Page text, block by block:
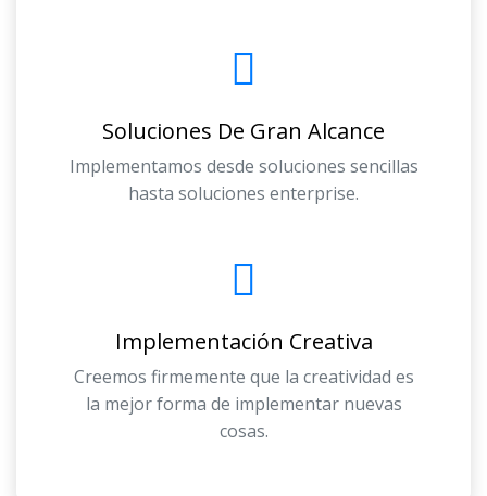
Soluciones De Gran Alcance
Implementamos desde soluciones sencillas
hasta soluciones enterprise.
Implementación Creativa
Creemos firmemente que la creatividad es
la mejor forma de implementar nuevas
cosas.